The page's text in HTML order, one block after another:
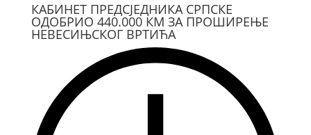
КАБИНЕТ ПРЕДСЈЕДНИКА СРПСКЕ
ОДОБРИО 440.000 КМ ЗА ПРОШИРЕЊЕ
НЕВЕСИЊСКОГ ВРТИЋА